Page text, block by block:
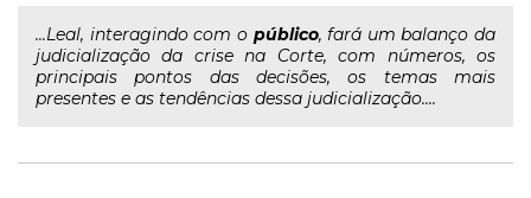
...Leal, interagindo com o público, fará um balanço da
judicialização da crise na Corte, com números, os
principais pontos das decisões, os temas mais
presentes e as tendências dessa judicialização....